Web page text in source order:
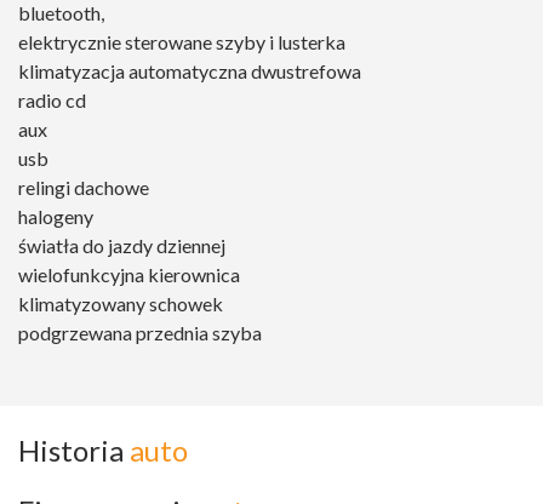
bluetooth,
elektrycznie sterowane szyby i lusterka
klimatyzacja automatyczna dwustrefowa
radio cd
aux
usb
relingi dachowe
halogeny
światła do jazdy dziennej
wielofunkcyjna kierownica
klimatyzowany schowek
podgrzewana przednia szyba
Historia auto